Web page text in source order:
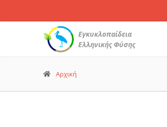
Εγκυκλοπαίδεια
Ελληνικής Φύσης
Αρχική